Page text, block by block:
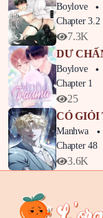
Boylove
Chapter 3.2
7.3K
DƯ
Boylove
Chapter 1
25
CÓ
Manhwa
Chapter 48
3.6K